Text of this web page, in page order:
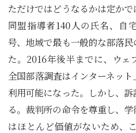
ただけではどうなるかは定か
同盟指導者140人の氏名、自
号、地域で最も一般的な部落
た。2016年後半までに、ウェ
全国部落調査はインターネッ
利用可能になった。しかし、
る。裁判所の命令を尊重し、
はほとんど価値がないため、